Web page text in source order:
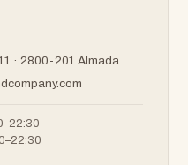
· 2800-201 Almada